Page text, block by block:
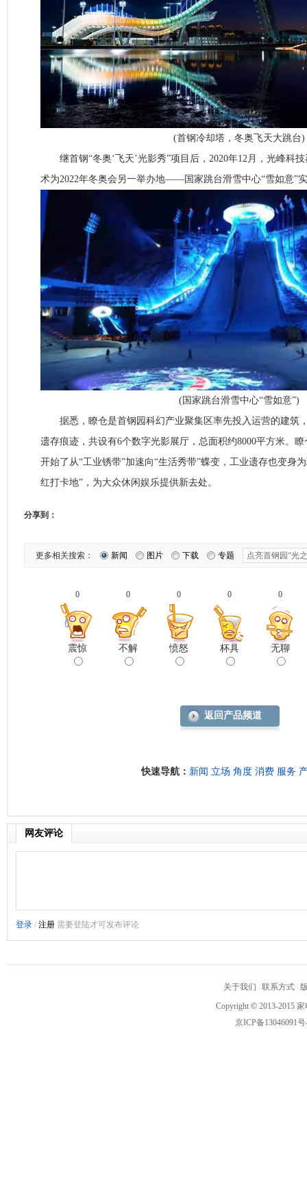
(首钢冷却塔，冬奥飞天大跳台)
继首钢“冬奥‘飞天’光影秀”项目后，2020年12月，光峰科
术为2022年冬奥会另一举办地——国家跳台滑雪中心“雪如意”
(国家跳台滑雪中心“雪如意”)
据悉，瞭仓是首钢园科幻产业聚集区率先投入运营的建筑
遗存痕迹，共设有6个数字光影展厅，总面积约8000平方米。
开始了从“工业锈带”加速向“生活秀带”蝶变，工业遗存也变身
红打卡地”，为大众休闲娱乐提供新去处。
分享到：
更多相关搜索： 新闻 图片 下载 专题
0
震惊
0
不解
0
愤怒
0
杯具
0
无聊
返回产品频道
快速导航： 新闻 立场 角度 消费 服务
网友评论
关于我们 联系方式
Copyright © 2013-2015
京ICP备13046091号